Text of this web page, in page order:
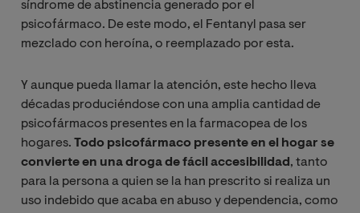
síndrome de abstinencia generado por el
psicofármaco. De este modo, el Fentanyl pasa ser
mezclado con heroína, o reemplazado por esta.
Y aunque pueda llamar la atención, este hecho lleva
décadas produciéndose con una amplia cantidad de
psicofármacos presentes en la farmacopea de los
hogares. Todo psicofármaco presente en el hogar se
convierte en una droga de fácil accesibilidad, tanto
para la persona a quien se la han prescrito si realiza un
uso indebido que acaba en abuso y dependencia, como